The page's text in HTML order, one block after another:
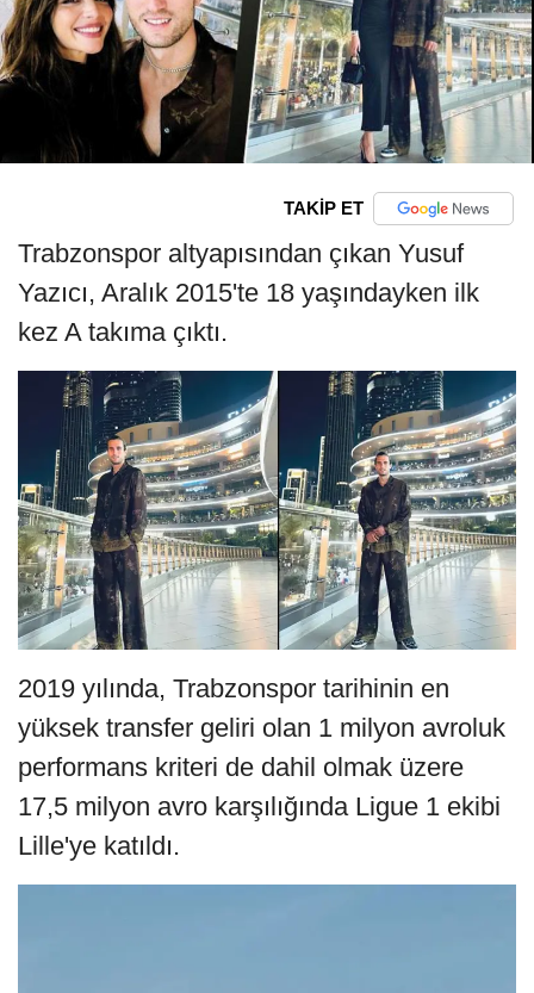
TAKİP ET
Trabzonspor altyapısından çıkan Yusuf
Yazıcı, Aralık 2015'te 18 yaşındayken ilk
kez A takıma çıktı.
2019 yılında, Trabzonspor tarihinin en
yüksek transfer geliri olan 1 milyon avroluk
performans kriteri de dahil olmak üzere
17,5 milyon avro karşılığında Ligue 1 ekibi
Lille'ye katıldı.